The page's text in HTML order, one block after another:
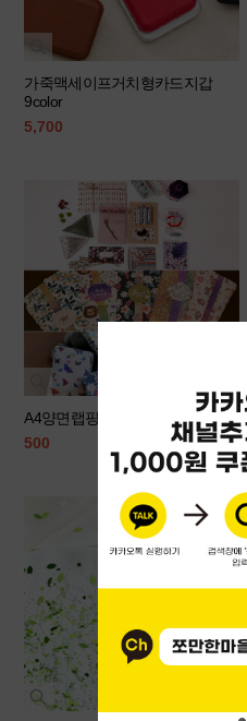
가죽맥세이프거치형카드지갑
9color
5,700
A4양면랩핑지(랜덤20장)
500